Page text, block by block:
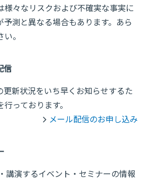
様々なリスクおよび不確実な事実に
予測と異なる場合もあります。あら
。
信
更新状況をいち早くお知らせするた
っております。
メール配信のお申し込み
講演するイベント・セミナーの情報